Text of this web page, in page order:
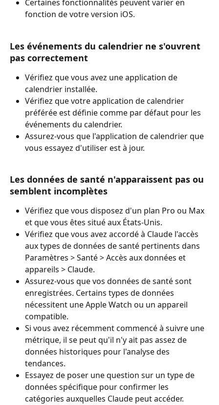
Certaines fonctionnalités peuvent varier en
fonction de votre version iOS.
Les événements du calendrier ne s'ouvrent
pas correctement
Vérifiez que vous avez une application de
calendrier installée.
Vérifiez que votre application de calendrier
préférée est définie comme par défaut pour les
événements du calendrier.
Assurez-vous que l'application de calendrier que
vous essayez d'utiliser est à jour.
Les données de santé n'apparaissent pas ou
semblent incomplètes
Vérifiez que vous disposez d'un plan Pro ou Max
et que vous êtes situé aux États-Unis.
Vérifiez que vous avez accordé à Claude l'accès
aux types de données de santé pertinents dans
Paramètres > Santé > Accès aux données et
appareils > Claude.
Assurez-vous que vos données de santé sont
enregistrées. Certains types de données
nécessitent une Apple Watch ou un appareil
compatible.
Si vous avez récemment commencé à suivre une
métrique, il se peut qu'il n'y ait pas assez de
données historiques pour l'analyse des
tendances.
Essayez de poser une question sur un type de
données spécifique pour confirmer les
catégories auxquelles Claude peut accéder.